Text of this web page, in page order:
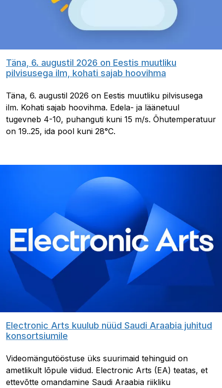
Täna, 6. augustil 2026 on Eestis muutliku
pilvisusega ilm, kohati sajab hoovihma
Täna, 6. augustil 2026 on Eestis muutliku pilvisusega
ilm. Kohati sajab hoovihma. Edela- ja läänetuul
tugevneb 4-10, puhanguti kuni 15 m/s. Õhutemperatuur
on 19..25, ida pool kuni 28°C.
Electronic Arts kuulub nüüd Saudi Araabia juhitud
konsortsiumile
Videomängutööstuse üks suurimaid tehinguid on
ametlikult lõpule viidud. Electronic Arts (EA) teatas, et
ettevõtte omandamine Saudi Araabia riikliku